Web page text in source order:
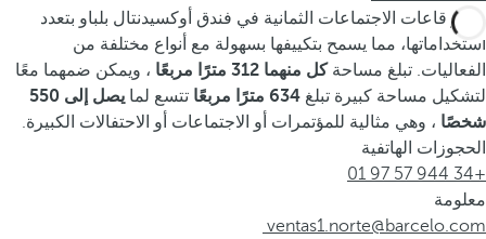
تتميز قاعات الاجتماعات الثمانية في فندق أوكسيدنتال بلباو بتعدد
استخداماتها، مما يسمح بتكييفها بسهولة مع أنواع مختلفة من
الفعاليات. تبلغ مساحةكل منهما 312 مترًا مربعًا
، ويمكن ضمهما معًا
لتشكيل مساحة كبيرة تبلغ 634 مترًا مربعًا تتسع لما
يصل إلى 550
شخصًا ، وهي مثالية للمؤتمرات أو الاجتماعات أو الاحتفالات الكبيرة.
الحجوزات الهاتفية
+34 944 57 97 01
معلومة
ventas1.norte@barcelo.com